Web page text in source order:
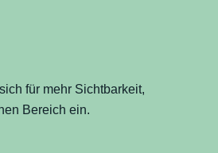
für mehr Sichtbarkeit,
Bereich ein.